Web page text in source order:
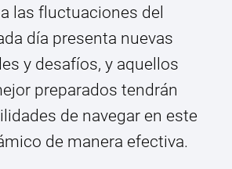
las fluctuaciones del
día presenta nuevas
y desafíos, y aquellos
preparados tendrán
de navegar en este
de manera efectiva.